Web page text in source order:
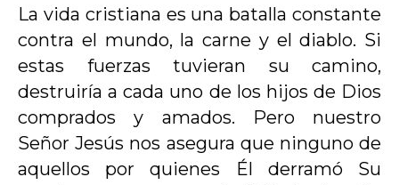
La vida cristiana es una batalla constante
contra el mundo, la carne y el diablo. Si
estas fuerzas tuvieran su camino,
destruiría a cada uno de los hijos de Dios
comprados y amados. Pero nuestro
Señor Jesús nos asegura que ninguno de
aquellos por quienes Él derramó Su